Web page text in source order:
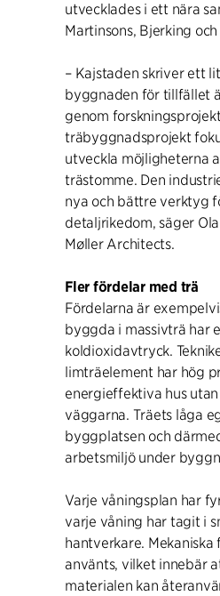
utvecklades i ett nära
Martinsons, Bjerking
– Kajstaden skriver ett
byggnaden för tillfället
genom
träbyggnadsprojekt
utveckla möjligheterna
trästomme. Den
nya och bättre verktyg
detaljrikedom, säger
Møller Architects.
Fler fördelar med trä
Fördelarna är
byggda i massivträ har
koldioxidavtryck.
limträelement har hög
energieffektiva hus
väggarna. Träets låga
byggplatsen och
arbetsmiljö under
Varje våningsplan har
varje våning har tagit i
hantverkare.
använts, vilket innebär
materialen kan